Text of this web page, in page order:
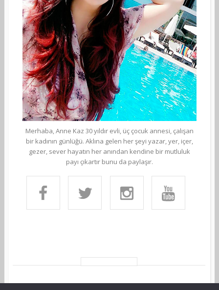
Merhaba, Anne Kaz 30 yıldır evli, üç çocuk annesi, çalışan
bir kadının günlüğü. Aklına gelen her şeyi yazar, yer, içer,
gezer, sever hayatın her anından kendine bir mutluluk
payı çıkartır bunu da paylaşır.